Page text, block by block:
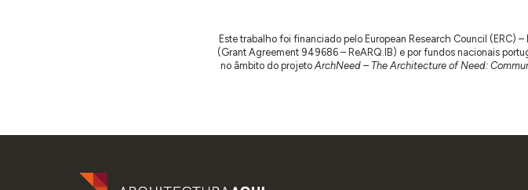
Este trabalho foi financiado pelo European Research Council (ERC)
(Grant Agreement 949686 – ReARQ.IB) e por fundos nacionais
no âmbito do projetoArchNeed – The Architecture of Need: